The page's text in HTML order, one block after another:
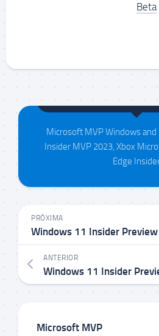
Beta
Maison da
Microsoft MVP Windows and
Insider MVP 2023, Xbox
Edge
PRÓXIMA
ANTERIOR
Microsoft MVP